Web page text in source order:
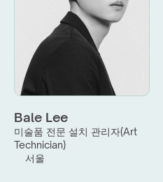
Bale Lee
미술품 전문 설치 관리자(Art
Technician)
서울